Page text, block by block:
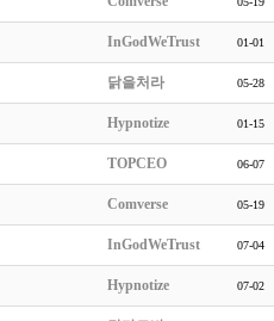
InGodWeTrust 01-01
닭을처라 05-28
Hypnotize 01-15
TOPCEO 06-07
Comverse 05-19
InGodWeTrust 07-04
Hypnotize 07-02